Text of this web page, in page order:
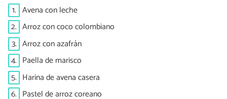
1. Avena con leche
2. Arroz con coco colombiano
3. Arroz con azafrán
4. Paella de marisco
5. Harina de avena casera
6. Pastel de arroz coreano